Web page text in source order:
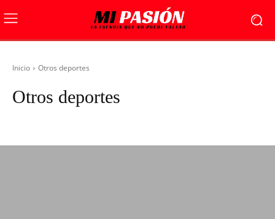
Inicio Otros deportes
Otros deportes